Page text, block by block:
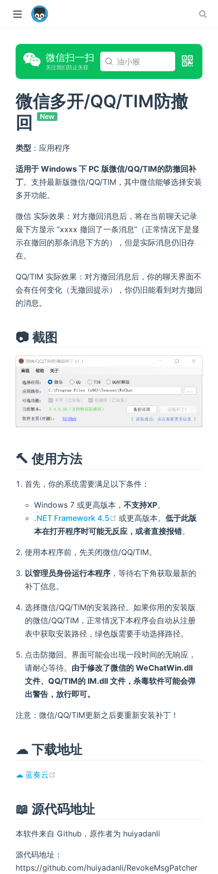
微信扫一扫
关注我们防止失联
油小猴
微信多开/QQ/TIM防撤
回
New
类型 ：应用程序
适用于 Windows 下 PC 版微信/QQ/TIM的防撤回补
丁。支持最新版微信/QQ/TIM，其中微信能够选择安装
多开功能。
微信 实际效果：对方撤回消息后，将在当前聊天记录
最下方显示 “xxxx 撤回了一条消息”（正常情况下是显
示在撤回的那条消息下方的），但是实际消息仍旧存
在。
QQ/TIM 实际效果：对方撤回消息后，你的聊天界面不
会有任何变化（无撤回提示），你仍旧能看到对方撤回
的消息。
📷 截图
🔨 使用方法
首先，你的系统需要满足以下条件：
Windows 7 或更高版本，不支持XP。
.NET Framework 4.5
(opens new window)
或更高版本。低于此版
本在打开程序时可能无反应，或者直接报错。
使用本程序前，先关闭微信/QQ/TIM。
以管理员身份运行本程序 ，等待右下角获取最新的
补丁信息。
选择微信/QQ/TIM的安装路径。如果你用的安装版
的微信/QQ/TIM，正常情况下本程序会自动从注册
表中获取安装路径，绿色版需要手动选择路径。
点击防撤回。界面可能会出现一段时间的无响应，
请耐心等待。 由于修改了微信的 WeChatWin.dll
文件、QQ/TIM的 IM.dll 文件，杀毒软件可能会弹
出警告，放行即可。
注意：微信/QQ/TIM更新之后要重新安装补丁！
☁ 下载地址
☁ 蓝奏云
📖 源代码地址
本软件来自 Github，原作者为 huiyadanli
源代码地址：
https://github.com/huiyadanli/RevokeMsgPatcher